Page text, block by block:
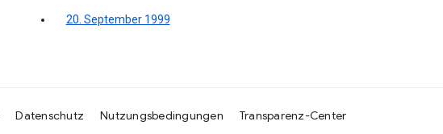
20. September 1999
Datenschutz Nutzungsbedingungen Transparenz-Center